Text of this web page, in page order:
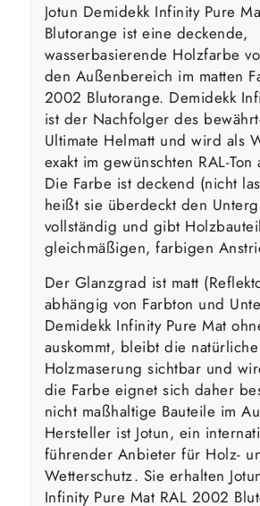
Jotun Demidekk Infinity Pure
Blutorange ist eine deckende,
wasserbasierende Holzfarbe
den Außenbereich im matten
2002 Blutorange. Demidekk
ist der Nachfolger des
Ultimate Helmatt und wird als
exakt im gewünschten RAL-Ton
Die Farbe ist deckend (nicht
heißt sie überdeckt den
vollständig und gibt
gleichmäßigen, farbigen
Der Glanzgrad ist matt
abhängig von Farbton und
Demidekk Infinity Pure Mat
auskommt, bleibt die natürliche
Holzmaserung sichtbar und
die Farbe eignet sich daher
nicht maßhaltige Bauteile im
Hersteller ist Jotun, ein
führender Anbieter für Holz-
Wetterschutz. Sie erhalten
Infinity Pure Mat RAL 2002